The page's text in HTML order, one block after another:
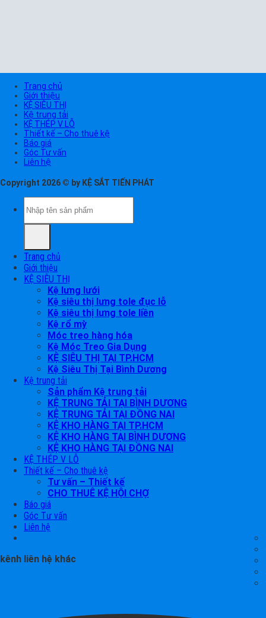
Trang chủ
Giới thiệu
KỆ SIÊU THỊ
Kệ trung tải
KỆ THÉP V LỖ
Thiết kế – Cho thuê kệ
Báo giá
Góc Tư vấn
Liên hệ
Copyright 2026 © by KỆ SẮT TIẾN PHÁT
kiếm:
Trang chủ
Giới thiệu
KỆ SIÊU THỊ
Kệ lưng lưới
Kệ siêu thị lưng tole đục lỗ
Kệ siêu thị lưng tole liền
Kệ rổ mỳ
Móc treo hàng hóa
Kệ Móc Treo Gia Dụng
KỆ SIÊU THỊ TẠI TP.HCM
Kệ Siêu Thị Tại Bình Dương
Kệ trung tải
Sản phẩm Kệ trung tải
KỆ TRUNG TẢI TẠI BÌNH DƯƠNG
KỆ TRUNG TẢI TẠI ĐỒNG NAI
KỆ KHO HÀNG TẠI TP.HCM
KỆ KHO HÀNG TẠI BÌNH DƯƠNG
KỆ KHO HÀNG TẠI ĐỒNG NAI
KỆ THÉP V LỖ
Thiết kế – Cho thuê kệ
Tư vấn – Thiết kế
CHO THUÊ KỆ HỘI CHỢ
Báo giá
Góc Tư vấn
Liên hệ
kênh liên hệ khác